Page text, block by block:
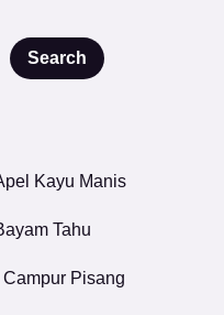
Search
Kayu Manis
Tahu
Pisang